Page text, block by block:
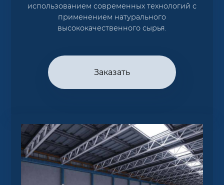
использованием современных технологий с
применением натурального
высококачественного сырья.
Заказать